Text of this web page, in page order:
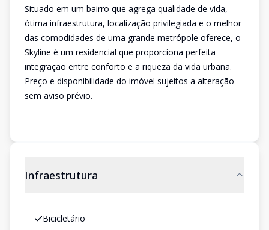
Situado em um bairro que agrega qualidade de vida,
ótima infraestrutura, localização privilegiada e o melhor
das comodidades de uma grande metrópole oferece, o
Skyline é um residencial que proporciona perfeita
integração entre conforto e a riqueza da vida urbana.
Preço e disponibilidade do imóvel sujeitos a alteração
sem aviso prévio.
Infraestrutura
Bicicletário